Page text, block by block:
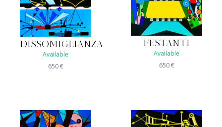
DISSOMIGLIANZA
Available
650€
FESTANTI
Available
650€